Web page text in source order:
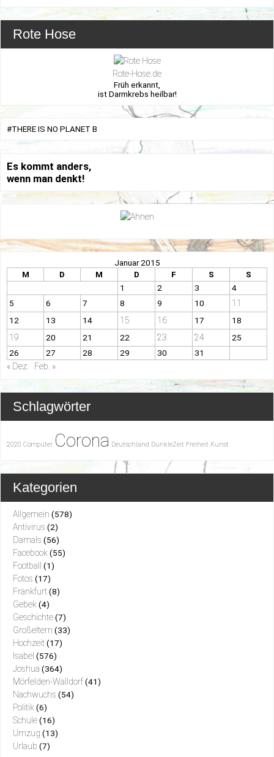
Rote Hose
Rote-Hose.de
Früh erkannt,
ist Darmkrebs heilbar!
#THERE IS NO PLANET B
Es kommt anders,
wenn man denkt!
Januar 2015
M
D M D F S
S
1
2 3
4
5
6 7 8 9 10 11
12 13 14 15 16 17 18
19 20 21 22 23 24
25
26
27 28 29 30 31
« Dez. Feb. »
Schlagwörter
2020 Computer Corona Deutschland DunkleZeit Freiheit Kunst
Kategorien
Allgemein (578)
Antivirus (2)
Damals (56)
Facebook (55)
Football (1)
Fotos (17)
Frankfurt (8)
Gebek (4)
Geschichte (7)
Großeltern (33)
Hochzeit (17)
Isabel (576)
Joshua (364)
Mörfelden-Walldorf (41)
Nachwuchs (54)
Politik (6)
Schule (16)
Umzug (13)
Urlaub (7)